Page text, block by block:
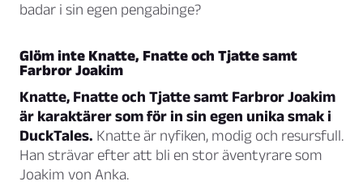
badar i sin egen pengabinge?
Glöm inte Knatte, Fnatte och Tjatte samt
Farbror Joakim
Knatte, Fnatte och Tjatte samt Farbror Joakim
är karaktärer som för in sin egen unika smak i
DuckTales. Knatte är nyfiken, modig och resursfull.
Han strävar efter att bli en stor äventyrare som
Joakim von Anka.